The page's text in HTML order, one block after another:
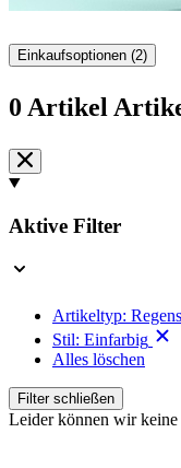
Einkaufsoptionen (2)
0 Artikel
Zur
Produktliste
Aktive Filter
Artikeltyp:
Stil: Einfarbig
Alles löschen
Filter schließen
Leider können wir keine